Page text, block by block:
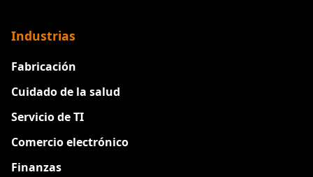
Industrias
Fabricación
Cuidado de la salud
Servicio de TI
Comercio electrónico
Finanzas